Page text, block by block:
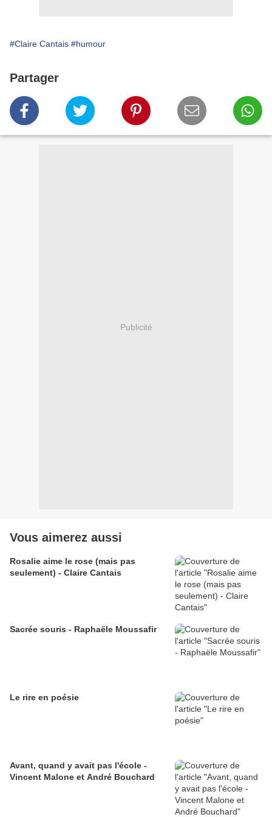
#Claire Cantais #humour
Partager
Publicité
Vous aimerez aussi
Rosalie aime le rose (mais pas
seulement) - Claire Cantais
Sacrée souris - Raphaële Moussafir
Le rire en poésie
Avant, quand y avait pas l'école -
Vincent Malone et André Bouchard